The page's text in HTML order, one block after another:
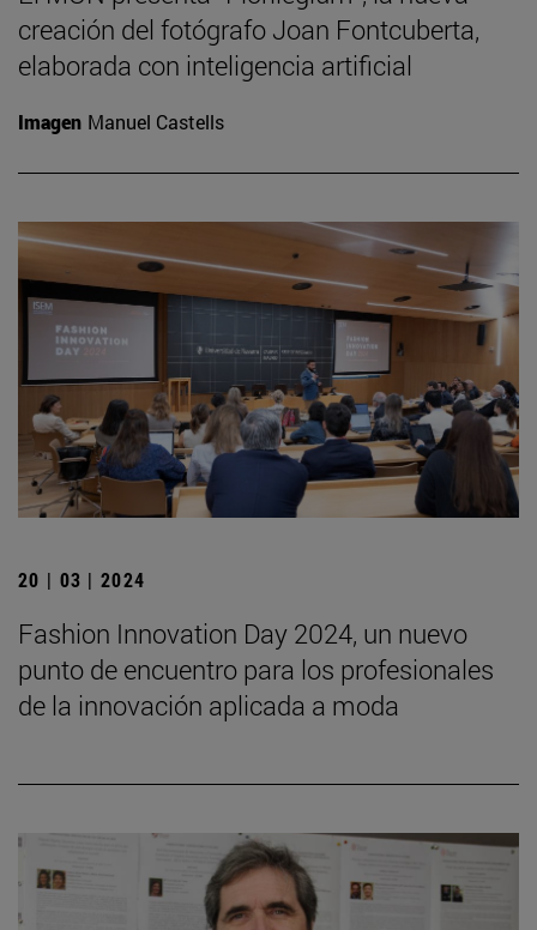
creación del fotógrafo Joan Fontcuberta,
elaborada con inteligencia artificial
Imagen Manuel Castells
20 | 03 | 2024
Fashion Innovation Day 2024, un nuevo
punto de encuentro para los profesionales
de la innovación aplicada a moda